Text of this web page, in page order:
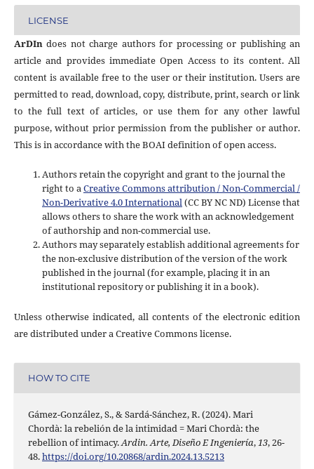
LICENSE
ArDIndoes not charge authors for processing or publishing an
article and provides immediate Open Access to its content. All
content is available free to the user or their institution. Users are
permitted to read, download, copy, distribute, print, search or link
to the full text of articles, or use them for any other lawful
purpose, without prior permission from the publisher or author.
This is in accordance with the BOAI definition of open access.
Authors retain the copyright and grant to the journal the
right to aCreative Commons attribution / Non-Commercial /
Non-Derivative 4.0 International(CC BY NC ND) License that
allows others to share the work with an acknowledgement
of authorship and non-commercial use.
Authors may separately establish additional agreements for
the non-exclusive distribution of the version of the work
published in the journal (for example, placing it in an
institutional repository or publishing it in a book).
Unless otherwise indicated, all contents of the electronic edition
are distributed under a Creative Commons license.
HOW TO CITE
Gámez-González, S., & Sardá-Sánchez, R. (2024). Mari
Chordà: la rebelión de la intimidad = Mari Chordà: the
rebellion of intimacy.Ardin. Arte, Diseño E Ingeniería, 13, 26-
48.https://doi.org/10.20868/ardin.2024.13.5213